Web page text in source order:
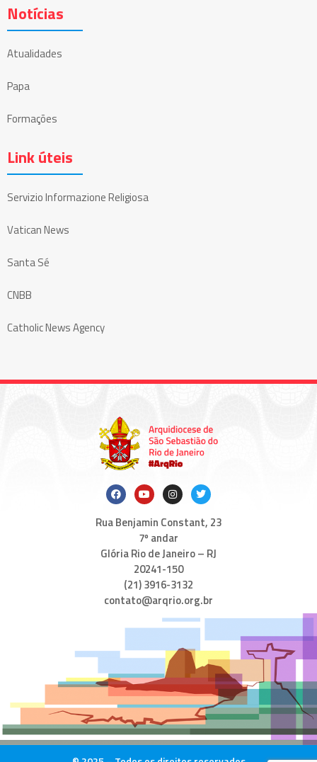
Notícias
Atualidades
Papa
Formações
Link úteis
Servizio Informazione Religiosa
Vatican News
Santa Sé
CNBB
Catholic News Agency
Rua Benjamin Constant, 23
7º andar
Glória Rio de Janeiro – RJ
20241-150
(21) 3916-3132
contato@arqrio.org.br